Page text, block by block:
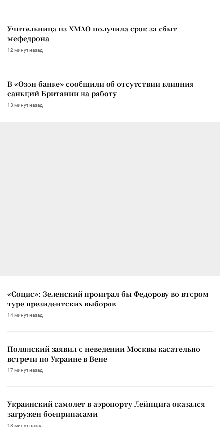
Учительница из ХМАО получила срок за сбыт
мефедрона
12 минут назад
В «Озон банке» сообщили об отсутствии влияния
санкций Британии на работу
13 минут назад
«Социс»: Зеленский проиграл бы Федорову во втором
туре президентских выборов
14 минут назад
Полянский заявил о неведении Москвы касательно
встречи по Украине в Вене
17 минут назад
Украинский самолет в аэропорту Лейпцига оказался
загружен боеприпасами
18 минут назад